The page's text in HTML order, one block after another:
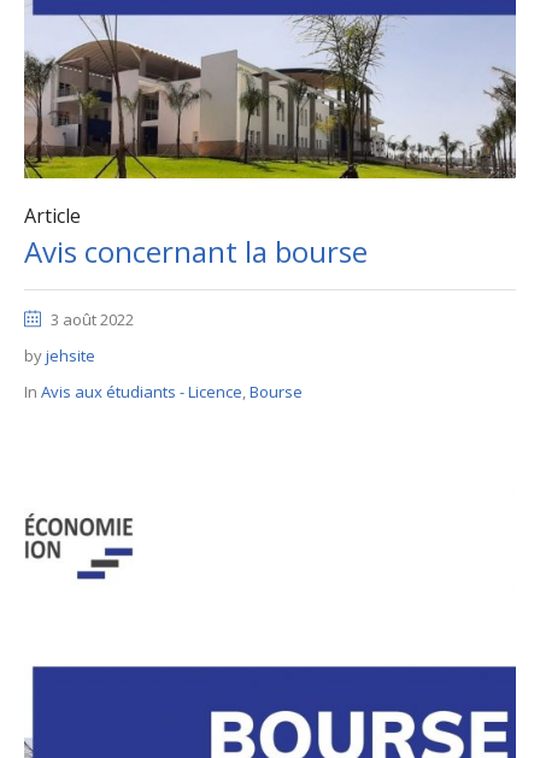
Article
Avis concernant la bourse
3 août 2022
byjehsite
In Avis aux étudiants - Licence,Bourse